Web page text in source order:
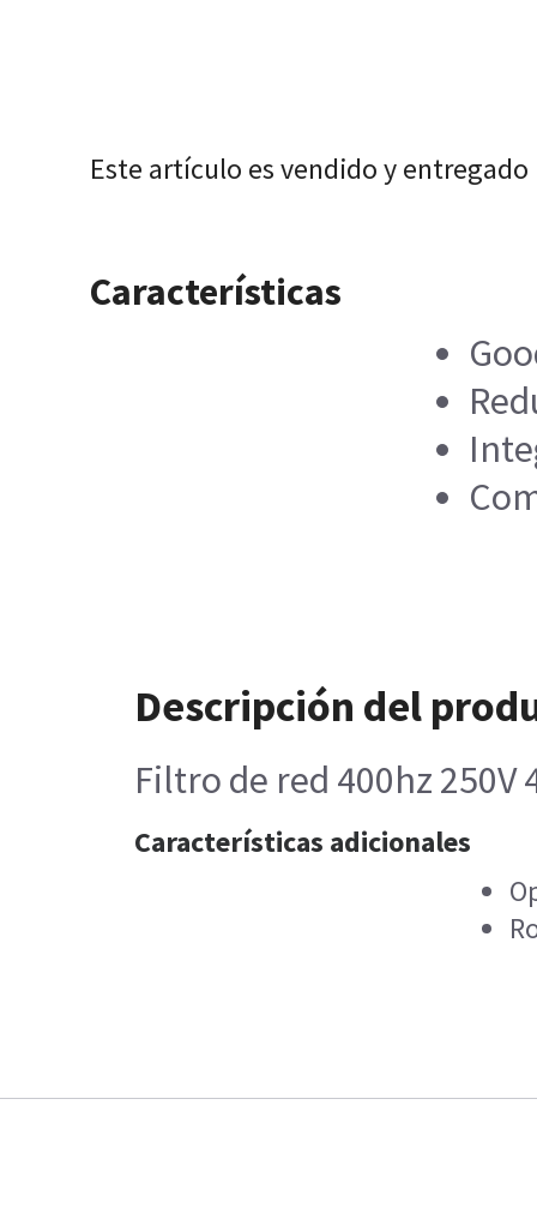
Este artículo es vendido y entregado
Características
Descripción del
Filtro de red 400hz
Características adicionales